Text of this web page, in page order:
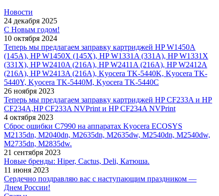
Новости
24 декабря 2025
С Новым годом!
10 октября 2024
Теперь мы предлагаем заправку картриджей HP W1450A
(145A), HP W1450X (145X), HP W1331A (331A), HP W1331X
(331X), HP W2410A (216A), HP W2411A (216A), HP W2412A
(216A), HP W2413A (216A), Kyocera TK-5440K, Kyocera TK-
5440Y, Kyocera TK-5440M, Kyocera TK-5440C
26 ноября 2023
Теперь мы предлагаем заправку картриджей HP CF233A и HP
CF234A,HP CF233A NVPrint и HP CF234A NVPrint
4 октября 2023
Сброс ошибки С7990 на аппаратах Kyocera ECOSYS
M2135dn, M2040dn, M2635dn, M2635dw, M2540dn, M2540dw,
M2735dn, M2835dw.
21 сентября 2023
Новые бренды: Hiper, Cactus, Deli, Катюша.
11 июня 2023
Сердечно поздравляю вас с наступающим праздником —
Днем России!